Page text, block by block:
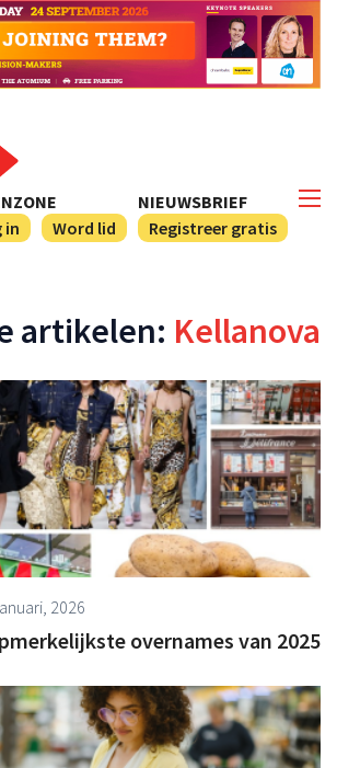
NIEUWSBRIEF
Registreer gratis
in
Word lid
artikelen: Kellanova
2026
overnames van 2025